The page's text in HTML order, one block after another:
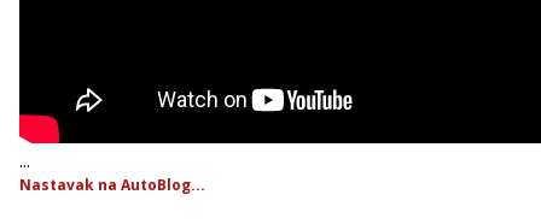
...
Nastavak na AutoBlog...